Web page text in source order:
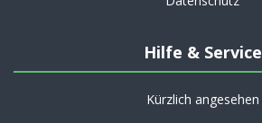
Hilfe & Service
Kürzlich angesehen